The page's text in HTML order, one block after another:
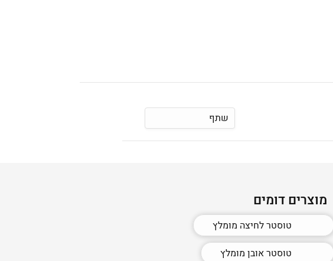
שתף
מוצרים דומים
טוסטר לחיצה מומלץ
טוסטר אובן מומלץ